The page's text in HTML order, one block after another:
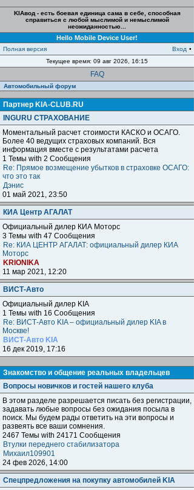
KIAвод - есть боевая единица сама в себе, способная
справиться с любой мыслимой и немыслимой
неожиданностью...
Hello Mobile Device User!
Полная версия Вход •
Текущее время: 09 авг 2026, 16:15
FAQ
Автомобильный форум
Партнер KIA-CLUB.RU
INGURU СТРАХОВАНИЕ
Моментальный расчет стоимости КАСКО и ОСАГО.
Более 40 ведущих страховых компаний. Вся
информация вместе с результатами расчета
1 Темы with 2 Сообщения
Re: Прямое возмещение убытков в страховке ОСАГО:
что это так
Дэнис
01 май 2021, 23:50
КИА Центр АГАЛАТ
Официальный дилер КИА Моторс
3 Темы with 47 Сообщения
Re: КИА ЦЕНТР АГАЛАТ: официальный дилер КИА
Моторс
KRIONIKA
11 мар 2021, 12:20
ВИСТ-Авто
Официальный дилер KIA
1 Темы with 16 Сообщения
Re: ВИСТ-Авто KIA – официальный дилер KIA в
Москве!
ВИСТ-Авто KIA
16 дек 2019, 17:16
Знакомство и общение реальных владельцев
Вопросы новичков и гостей нашего клуба
В этом разделе разрешается писать без регистрации,
задавать любые вопросы без ожидания посыла в
поиск. Мы будем рады ответить на эти вопросы и
развеять все ваши сомнения.
2467 Темы with 24171 Сообщения
Втулки переднего стабилизатора
Михаил109901
24 фев 2026, 14:00
Спецпредложения на покупку автомобилей KIA